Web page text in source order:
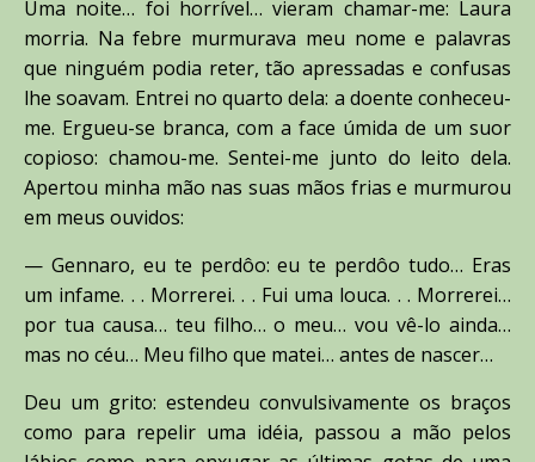
Uma noite… foi horrível… vieram chamar-me: Laura
morria. Na febre murmurava meu nome e palavras
que ninguém podia reter, tão apressadas e confusas
lhe soavam. Entrei no quarto dela: a doente conheceu-
me. Ergueu-se branca, com a face úmida de um suor
copioso: chamou-me. Sentei-me junto do leito dela.
Apertou minha mão nas suas mãos frias e murmurou
em meus ouvidos:
— Gennaro, eu te perdôo: eu te perdôo tudo… Eras
um infame. . . Morrerei. . . Fui uma louca. . . Morrerei…
por tua causa… teu filho… o meu… vou vê-lo ainda…
mas no céu… Meu filho que matei… antes de nascer…
Deu um grito: estendeu convulsivamente os braços
como para repelir uma idéia, passou a mão pelos